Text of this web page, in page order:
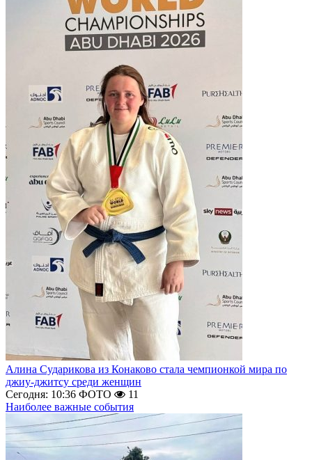
Алина Сударикова из Конаково стала чемпионкой мира по
джиу-джитсу среди женщин
Сегодня: 10:36 ФОТО
11
Наиболее важные события